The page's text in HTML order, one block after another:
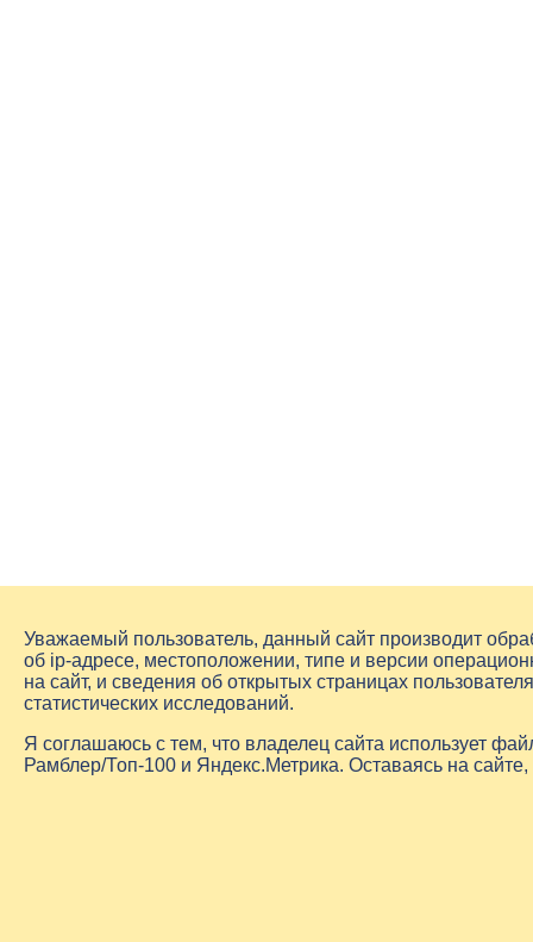
Уважаемый пользователь, данный сайт производит
об ip-адресе, местоположении, типе и версии
на сайт, и сведения об открытых страницах
статистических исследований.
Я соглашаюсь с тем, что владелец сайта использует
Рамблер/Топ-100 и Яндекс.Метрика. Оставаясь на